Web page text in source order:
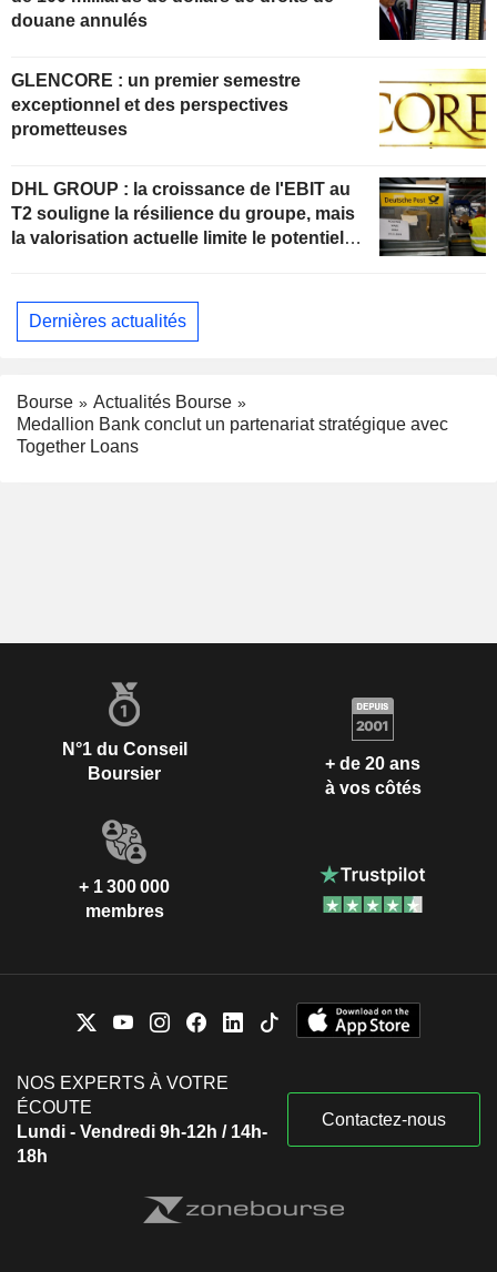
douane annulés
GLENCORE : un premier semestre
exceptionnel et des perspectives
prometteuses
DHL GROUP : la croissance de l'EBIT au
T2 souligne la résilience du groupe, mais
la valorisation actuelle limite le potentiel
Dernières actualités
Bourse
Actualités Bourse
Medallion Bank conclut un partenariat stratégique avec
Together Loans
N°1 du Conseil
Boursier
+ de 20 ans
à vos côtés
+ 1 300 000
membres
NOS EXPERTS À VOTRE
ÉCOUTE
Lundi - Vendredi 9h-12h / 14h-
18h
Contactez-nous